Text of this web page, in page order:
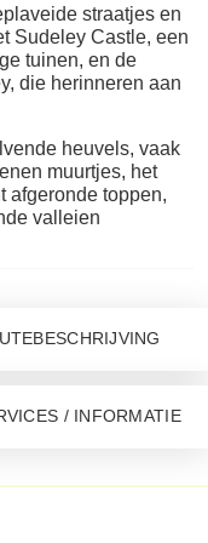
straatjes en
Sudeley Castle, een
tuinen, en de
die herinneren aan
heuvels, vaak
muurtjes, het
afgeronde toppen,
valleien
/ INFORMATIE